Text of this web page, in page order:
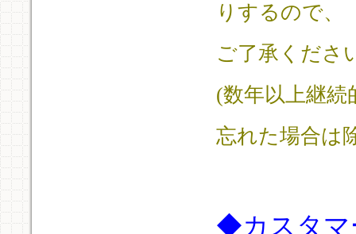
りするので、
ご了承くださ
(数年以上継
忘れた場合は
◆カスタ